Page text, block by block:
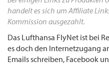
handelt es sich um Affiliate
Kommission ausgezahlt.
Das Lufthansa FlyNet ist bei
es doch den Internetzugang
Emails schreiben, Facebook